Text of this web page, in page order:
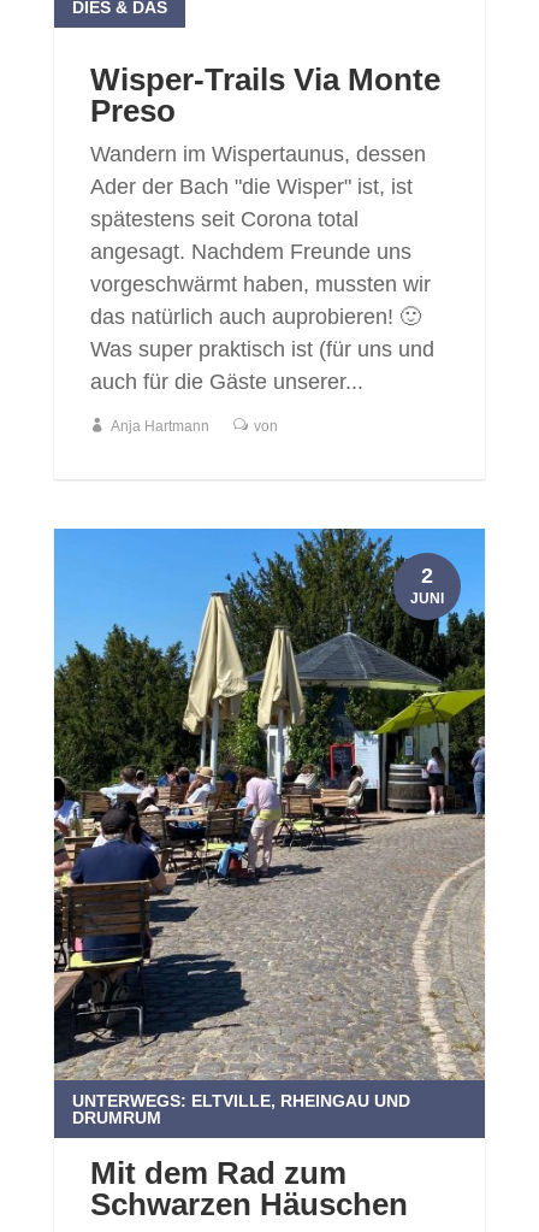
Wisper-Trails Via Monte
Preso
DIES & DAS
Wandern im Wispertaunus, dessen
Ader der Bach "die Wisper" ist, ist
spätestens seit Corona total
angesagt. Nachdem Freunde uns
vorgeschwärmt haben, mussten wir
das natürlich auch auprobieren! 🙂
Was super praktisch ist (für uns und
auch für die Gäste unserer...
Anja Hartmann von
Mit dem Rad zum
Schwarzen Häuschen
UNTERWEGS: ELTVILLE, RHEINGAU UND
DRUMRUM
2
JUNI